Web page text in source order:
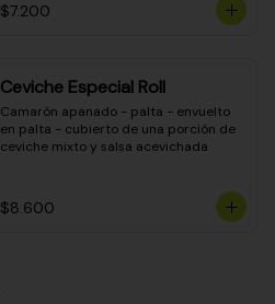
$7.200
Ceviche Especial Roll
Camarón apanado - palta - envuelto
en palta - cubierto de una porción de
ceviche mixto y salsa acevichada
$8.600